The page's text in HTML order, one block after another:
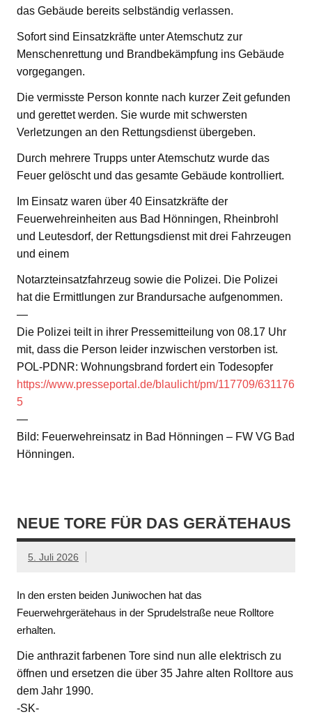
das Gebäude bereits selbständig verlassen.
Sofort sind Einsatzkräfte unter Atemschutz zur
Menschenrettung und Brandbekämpfung ins Gebäude
vorgegangen.
Die vermisste Person konnte nach kurzer Zeit gefunden
und gerettet werden. Sie wurde mit schwersten
Verletzungen an den Rettungsdienst übergeben.
Durch mehrere Trupps unter Atemschutz wurde das
Feuer gelöscht und das gesamte Gebäude kontrolliert.
Im Einsatz waren über 40 Einsatzkräfte der
Feuerwehreinheiten aus Bad Hönningen, Rheinbrohl
und Leutesdorf, der Rettungsdienst mit drei Fahrzeugen
und einem
Notarzteinsatzfahrzeug sowie die Polizei. Die Polizei
hat die Ermittlungen zur Brandursache aufgenommen.
—
Die Polizei teilt in ihrer Pressemitteilung von 08.17 Uhr
mit, dass die Person leider inzwischen verstorben ist.
POL-PDNR: Wohnungsbrand fordert ein Todesopfer
https://www.presseportal.de/blaulicht/pm/117709/631176
5
—
Bild: Feuerwehreinsatz in Bad Hönningen – FW VG Bad
Hönningen.
NEUE TORE FÜR DAS GERÄTEHAUS
5. Juli 2026
In den ersten beiden Juniwochen hat das
Feuerwehrgerätehaus in der Sprudelstraße neue Rolltore
erhalten.
Die anthrazit farbenen Tore sind nun alle elektrisch zu
öffnen und ersetzen die über 35 Jahre alten Rolltore aus
dem Jahr 1990.
-SK-